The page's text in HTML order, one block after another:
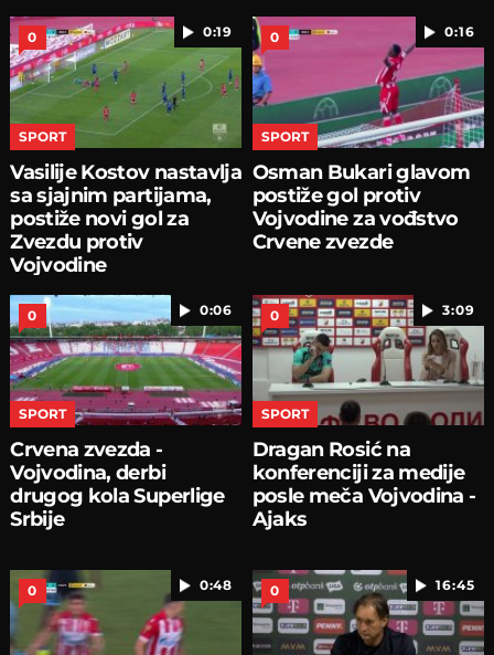
0:19
0
SPORT
Vasilije Kostov nastavlja
sa sjajnim partijama,
postiže novi gol za
Zvezdu protiv
Vojvodine
0:16
0
SPORT
Osman Bukari glavom
postiže gol protiv
Vojvodine za vođstvo
Crvene zvezde
0:06
0
SPORT
Crvena zvezda -
Vojvodina, derbi
drugog kola Superlige
Srbije
3:09
0
SPORT
Dragan Rosić na
konferenciji za medije
posle meča Vojvodina -
Ajaks
0:48
0 16:45
0